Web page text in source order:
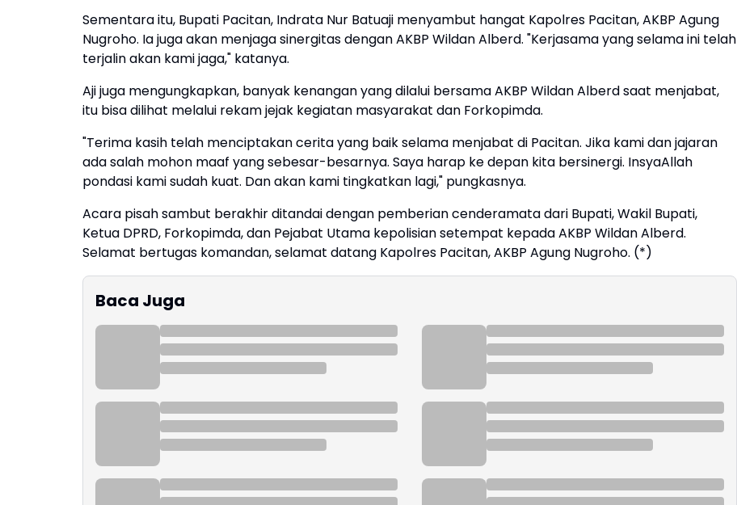
Sementara itu, Bupati Pacitan, Indrata Nur Batuaji menyambut hangat Kapolres Pacitan, AKBP Agung
Nugroho. Ia juga akan menjaga sinergitas dengan AKBP Wildan Alberd. "Kerjasama yang selama ini telah
terjalin akan kami jaga," katanya.
Aji juga mengungkapkan, banyak kenangan yang dilalui bersama AKBP Wildan Alberd saat menjabat,
itu bisa dilihat melalui rekam jejak kegiatan masyarakat dan Forkopimda.
"Terima kasih telah menciptakan cerita yang baik selama menjabat di Pacitan. Jika kami dan jajaran
ada salah mohon maaf yang sebesar-besarnya. Saya harap ke depan kita bersinergi. InsyaAllah
pondasi kami sudah kuat. Dan akan kami tingkatkan lagi," pungkasnya.
Acara pisah sambut berakhir ditandai dengan pemberian cenderamata dari Bupati, Wakil Bupati,
Ketua DPRD, Forkopimda, dan Pejabat Utama kepolisian setempat kepada AKBP Wildan Alberd.
Selamat bertugas komandan, selamat datang Kapolres Pacitan, AKBP Agung Nugroho. (*)
Baca Juga